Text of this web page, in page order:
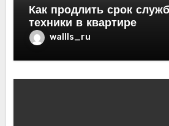
Как продлить срок
техники в квартире
wallls_ru